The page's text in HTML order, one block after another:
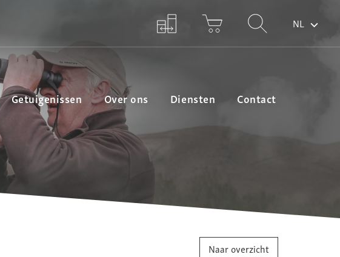
NL
Getuigenissen Over ons Diensten Contact
Naar overzicht